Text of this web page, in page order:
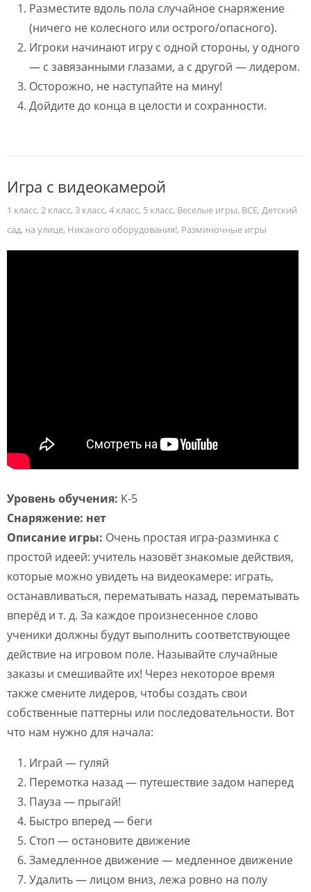
Разместите вдоль пола случайное снаряжение
(ничего не колесного или острого/опасного).
Игроки начинают игру с одной стороны, у одного
— с завязанными глазами, а с другой — лидером.
Осторожно, не наступайте на мину!
Дойдите до конца в целости и сохранности.
Игра с видеокамерой
1 класс, 2 класс, 3 класс, 4 класс, 5 класс, Веселые игры, ВСЕ, Детский
сад, на улице, Никакого оборудования!, Разминочные игры
Уровень обучения: K-5
Снаряжение: нет
Описание игры: Очень простая игра-разминка с
простой идеей: учитель назовёт знакомые действия,
которые можно увидеть на видеокамере: играть,
останавливаться, перематывать назад, перематывать
вперёд и т. д. За каждое произнесенное слово
ученики должны будут выполнить соответствующее
действие на игровом поле. Называйте случайные
заказы и смешивайте их! Через некоторое время
также смените лидеров, чтобы создать свои
собственные паттерны или последовательности. Вот
что нам нужно для начала:
Играй — гуляй
Перемотка назад — путешествие задом наперед
Пауза — прыгай!
Быстро вперед — беги
Стоп — остановите движение
Замедленное движение — медленное движение
Удалить — лицом вниз, лежа ровно на полу